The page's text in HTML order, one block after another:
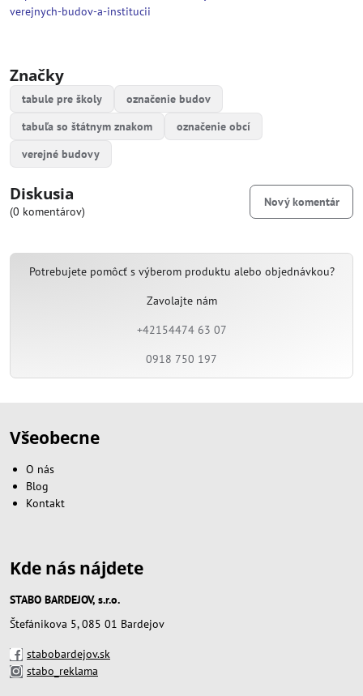
verejnych-budov-a-institucii
Značky
tabule pre školy
označenie budov
tabuľa so štátnym znakom
označenie obcí
verejné budovy
Diskusia
(0 komentárov)
Nový komentár
Potrebujete pomôcť s výberom produktu alebo objednávkou?
Zavolajte nám
+42154474 63 07
0918 750 197
Všeobecne
O nás
Blog
Kontakt
Kde nás nájdete
STABO BARDEJOV, s.r.o.
Štefánikova 5, 085 01 Bardejov
stabobardejov.sk
stabo_reklama